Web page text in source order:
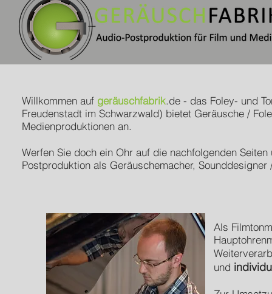
Willkommen auf geräuschfabrik.de - das Foley- und
Freudenstadt im Schwarzwald) bietet Geräusche /
Medienproduktionen an.
Werfen Sie doch ein Ohr auf die nachfolgenden
Postproduktion als Geräuschemacher,
Als
und